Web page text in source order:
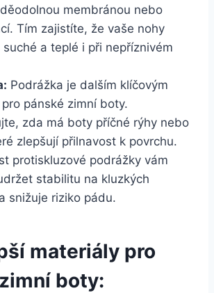
membránou nebo‍
Tím zajistíte, že vaše nohy‍
suché a teplé i ‍při ​nepříznivém
⁣Podrážka je dalším klíčovým
pánské zimní boty.
zda má ​boty⁣ příčné rýhy nebo
zlepšují přilnavost k povrchu.
protiskluzové podrážky ⁤vám
stabilitu na kluzkých⁢
snižuje riziko pádu.
materiály‍ pro
‍boty:⁤